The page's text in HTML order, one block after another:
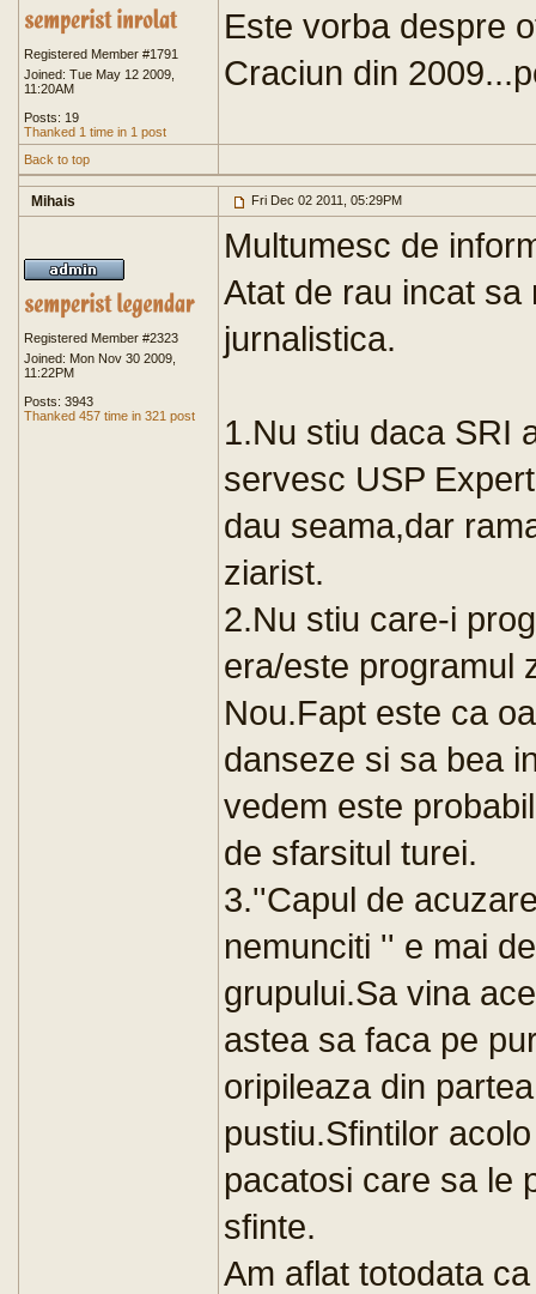
Registered Member #1791
Joined: Tue May 12 2009,
11:20AM
Posts: 19
Thanked 1 time in 1 post
Este vorba despre
Craciun din
Back to top
Mihais Fri Dec 02 2011, 05:29PM
Registered Member #2323
Joined: Mon Nov 30 2009,
11:22PM
Posts: 3943
Thanked 457 time in 321 post
Multumesc de
Atat de rau incat
jurnalistica.
1.Nu stiu daca SRI
servesc USP
dau seama,dar
ziarist.
2.Nu stiu care-i
era/este programul
Nou.Fapt este ca
danseze si sa bea
vedem este
de sfarsitul turei.
3.''Capul de
nemunciti '' e mai
grupului.Sa vina
astea sa faca pe
oripileaza din
pustiu.Sfintilor
pacatosi care sa le
sfinte.
Am aflat totodata